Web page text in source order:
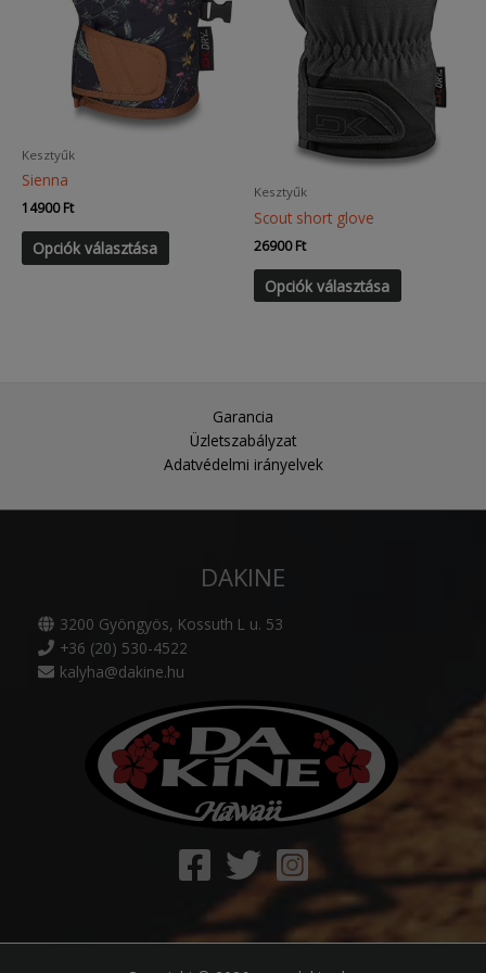
Kesztyűk
Sienna
14900Ft
Opciók választása
Ennek
a
termékoldalon
választhatók
Kesztyűk
Scout short glove
26900Ft
Opciók választása
Ennek
a
választhatók
Garancia
Üzletszabályzat
Adatvédelmi irányelvek
DAKINE
3200 Gyöngyös, Kossuth L u. 53
+36 (20) 530-4522
kalyha@dakine.hu